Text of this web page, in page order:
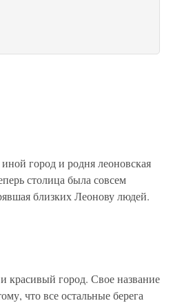
город и родня леоновская
столица была совсем
близких Леонову людей.
красивый город. Свое название
что все остальные берега